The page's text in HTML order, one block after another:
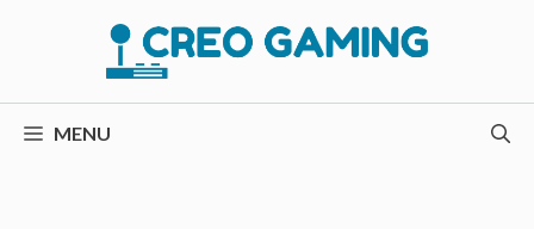
conteúdo
MENU